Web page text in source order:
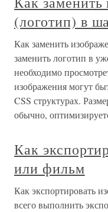
(логотип) в
Как заменить
заменить логотип в
необходимо
изображения могут
CSS структурах.
обычно,
Как
или фильм
Как экспортировать
всего выполнить